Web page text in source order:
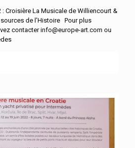
: Croisière La Musicale de Williencourt &
de l’Histoire Pour plus
contacter info@europe-art.com ou